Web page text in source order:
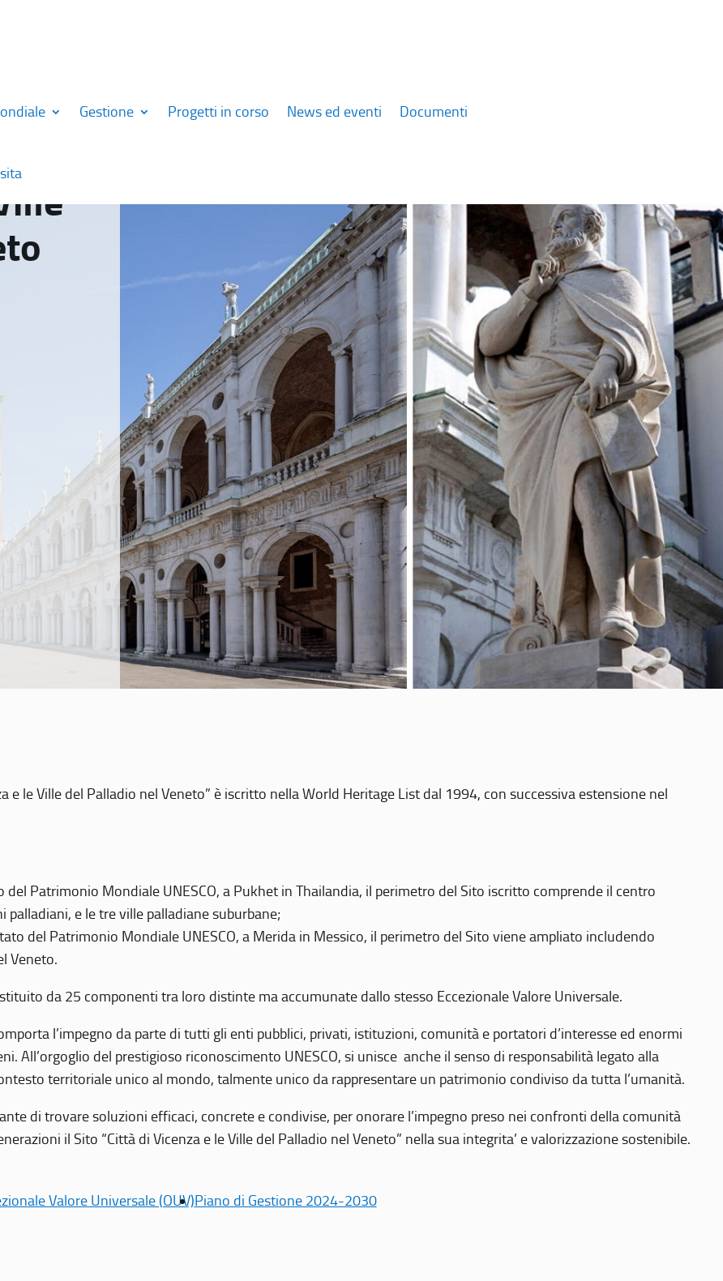
Gestione Progetti in corso News ed eventi Documenti
e le Ville del Palladio nel Veneto” è iscritto nella World Heritage List dal 1994, con successiva estensione nel
Patrimonio Mondiale UNESCO, a Pukhet in Thailandia, il perimetro del Sito iscritto comprende il centro
e le tre ville palladiane suburbane;
del Patrimonio Mondiale UNESCO, a Merida in Messico, il perimetro del Sito viene ampliato includendo
Veneto.
da 25 componenti tra loro distinte ma accumunate dallo stesso Eccezionale Valore Universale.
l’impegno da parte di tutti gli enti pubblici, privati, istituzioni, comunità e portatori d’interesse ed enormi
All’orgoglio del prestigioso riconoscimento UNESCO, si unisce anche il senso di responsabilità legato alla
territoriale unico al mondo, talmente unico da rappresentare un patrimonio condiviso da tutta l’umanità.
di trovare soluzioni efficaci, concrete e condivise, per onorare l’impegno preso nei confronti della comunità
il Sito “Città di Vicenza e le Ville del Palladio nel Veneto” nella sua integrita’ e valorizzazione sostenibile.
Valore Universale (OUV)Piano di Gestione 2024-2030